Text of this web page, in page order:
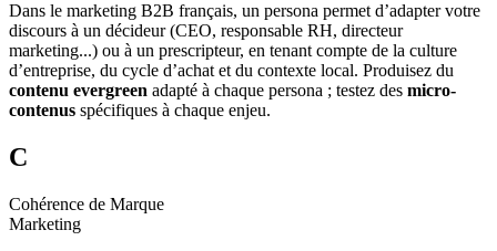
Dans le marketing B2B français, un persona permet d’adapter votre
discours à un décideur (CEO, responsable RH, directeur
marketing...) ou à un prescripteur, en tenant compte de la culture
d’entreprise, du cycle d’achat et du contexte local. Produisez du
contenu evergreen adapté à chaque persona ; testez des micro-
contenus spécifiques à chaque enjeu.
C
Cohérence de Marque
Marketing